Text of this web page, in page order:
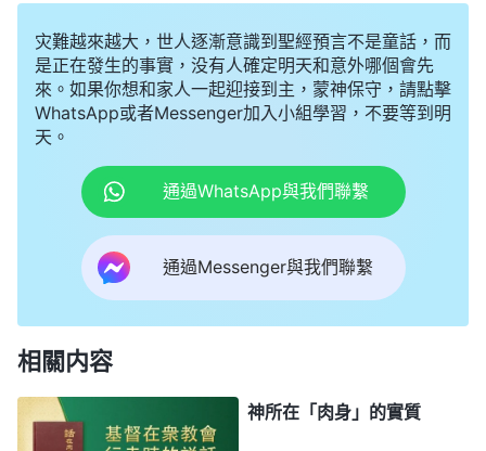
灾難越來越大，世人逐漸意識到聖經預言不是童話，而
是正在發生的事實，没有人確定明天和意外哪個會先
來。如果你想和家人一起迎接到主，蒙神保守，請點擊
WhatsApp或者Messenger加入小組學習，不要等到明
天。
通過WhatsApp與我們聯繫
通過Messenger與我們聯繫
相關内容
神所在「肉身」的實質